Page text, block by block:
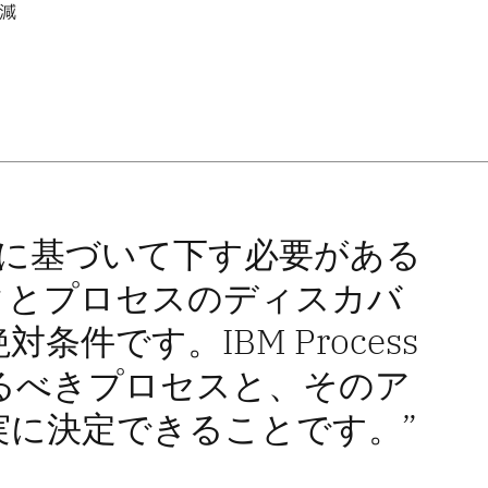
基づいて下す必要がある
プロセスのディスカバ
条件です。IBM Process
きプロセスと、そのア
決定できることです。